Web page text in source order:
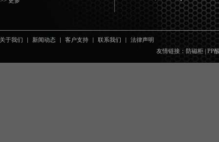
关于我们 新闻动态 客户支持 联系我们
法律声明
友情链接： 防磁柜 PP